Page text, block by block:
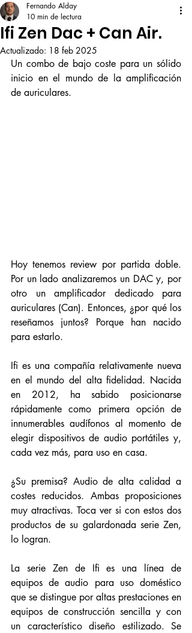
Ifi Zen Dac + Can Air.
Fernando Alday
10 min de lectura
Actualizado: 18 feb 2025
Un combo de bajo coste para un sólido
inicio en el mundo de la amplificación
de auriculares.
Hoy tenemos review por partida doble.
Por un lado analizaremos un DAC y, por
otro un amplificador dedicado para
auriculares (Can). Entonces, ¿por qué los
reseñamos juntos? Porque han nacido
para estarlo.
Ifi es una compañía relativamente nueva
en el mundo del alta fidelidad. Nacida
en 2012, ha sabido posicionarse
rápidamente como primera opción de
innumerables audífonos al momento de
elegir dispositivos de audio portátiles y,
cada vez más, para uso en casa.
¿Su premisa? Audio de alta calidad a
costes reducidos. Ambas proposiciones
muy atractivas. Toca ver si con estos dos
productos de su galardonada serie Zen,
lo logran.
La serie Zen de Ifi es una línea de
equipos de audio para uso doméstico
que se distingue por altas prestaciones en
equipos de construcción sencilla y con
un característico diseño estilizado. Se